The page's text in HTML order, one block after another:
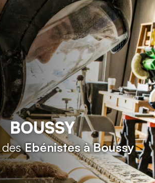
BOUSSY
desEbénistes à Boussy